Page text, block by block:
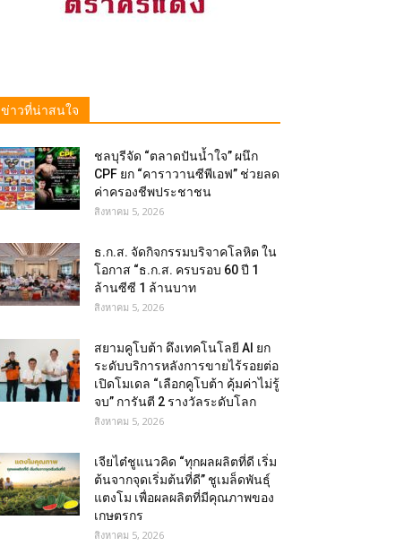
ข่าวที่น่าสนใจ
ชลบุรีจัด “ตลาดปันน้ำใจ” ผนึก
CPF ยก “คาราวานซีพีเอฟ” ช่วยลด
ค่าครองชีพประชาชน
สิงหาคม 5, 2026
ธ.ก.ส. จัดกิจกรรมบริจาคโลหิต ใน
โอกาส “ธ.ก.ส. ครบรอบ 60 ปี 1
ล้านซีซี 1 ล้านบาท
สิงหาคม 5, 2026
สยามคูโบต้า ดึงเทคโนโลยี AI ยก
ระดับบริการหลังการขายไร้รอยต่อ
เปิดโมเดล “เลือกคูโบต้า คุ้มค่าไม่รู้
จบ” การันตี 2 รางวัลระดับโลก
สิงหาคม 5, 2026
เจียไต๋ชูแนวคิด “ทุกผลผลิตที่ดี เริ่ม
ต้นจากจุดเริ่มต้นที่ดี” ชูเมล็ดพันธุ์
แตงโม เพื่อผลผลิตที่มีคุณภาพของ
เกษตรกร
สิงหาคม 5, 2026